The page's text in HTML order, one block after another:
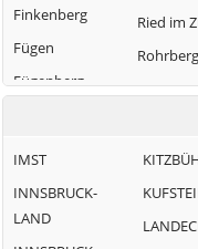
Finkenberg
Fügen
Fügenberg
Hainzenberg
Ried im
Rohrberg
Schlitters
Stans
IMST
INNSBRUCK-
LAND